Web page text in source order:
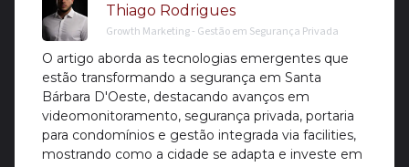
Thiago Rodrigues
Growth Marketing - Gestão em Segurança Privada
O artigo aborda as tecnologias emergentes que
estão transformando a segurança em Santa
Bárbara D'Oeste, destacando avanços em
videomonitoramento, segurança privada, portaria
para condomínios e gestão integrada via facilities,
mostrando como a cidade se adapta e investe em